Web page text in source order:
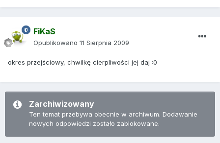
FiKaS
Opublikowano 11 Sierpnia 2009
okres przejściowy, chwilkę cierpliwości jej daj :0
Zarchiwizowany
Ten temat przebywa obecnie w archiwum. Dodawanie
nowych odpowiedzi zostało zablokowane.